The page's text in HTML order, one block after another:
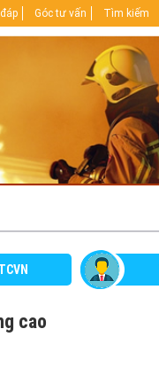
Góc tư vấn Tìm kiếm
cao